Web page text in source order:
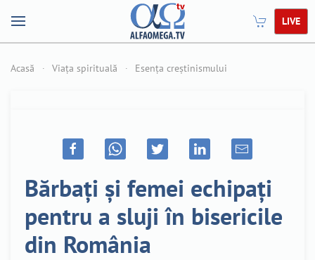
LIVE
Acasă Viața spirituală Esența creștinismului
Bărbați și femei echipați
pentru a sluji în bisericile
din România